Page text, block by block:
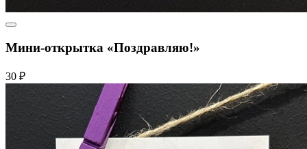
Мини-открытка «Поздравляю!»
30 ₽